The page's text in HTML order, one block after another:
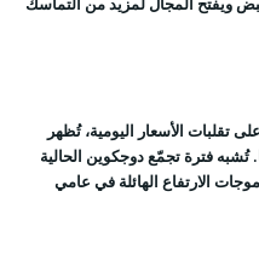
تقلبات الأسعار اليومية، تُظهر
تُشبه فترة تجمّع دوجكوين الحالية
الارتفاع الهائلة في عامي